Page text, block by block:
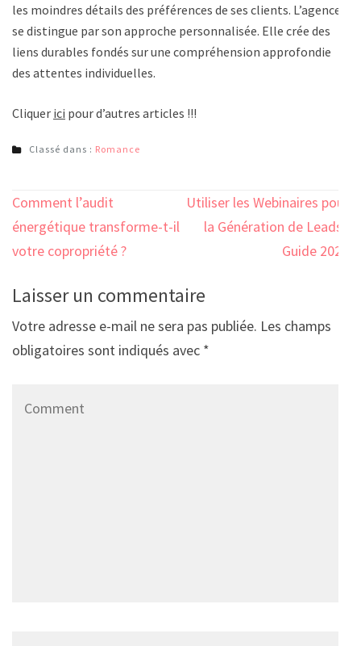
les moindres détails des préférences de ses clients. L’agence
se distingue par son approche personnalisée. Elle crée des
liens durables fondés sur une compréhension approfondie
des attentes individuelles.
Cliquer ici pour d’autres articles !!!
Classé dans : Romance
Navigation
de
l’article
Comment l’audit
énergétique transforme-t-il
votre copropriété ?
Utiliser les Webinaires pour
la Génération de Leads :
Guide 2023
Laisser un commentaire
Votre adresse e-mail ne sera pas publiée. Les champs
obligatoires sont indiqués avec *